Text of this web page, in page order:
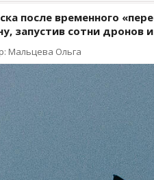
после временного
запустив сотни дронов
Мальцева Ольга